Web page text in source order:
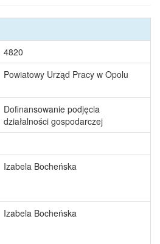
4820
Powiatowy Urząd Pracy w Opolu
Dofinansowanie podjęcia
działalności gospodarczej
Izabela Bocheńska
Izabela Bocheńska